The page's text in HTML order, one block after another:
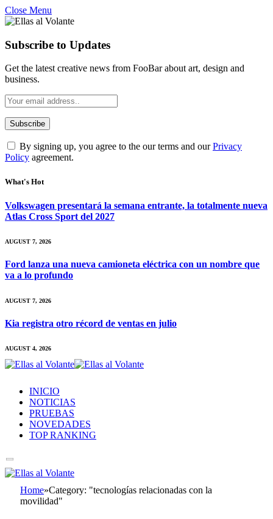
Close Menu
Subscribe to Updates
Get the latest creative news from FooBar about art, design and
business.
By signing up, you agree to the our terms and ourPrivacy
Policy agreement.
What's Hot
Volkswagen presentará la semana entrante, la totalmente nueva
Atlas Cross Sport del 2027
AUGUST 7, 2026
Ford lanza una nueva camioneta eléctrica con un nombre que
va a lo profundo
AUGUST 7, 2026
Kia registra otro récord de ventas en julio
AUGUST 4, 2026
INICIO
NOTICIAS
PRUEBAS
NOVEDADES
TOP RANKING
Home»Category: "tecnologías relacionadas con la
movilidad"